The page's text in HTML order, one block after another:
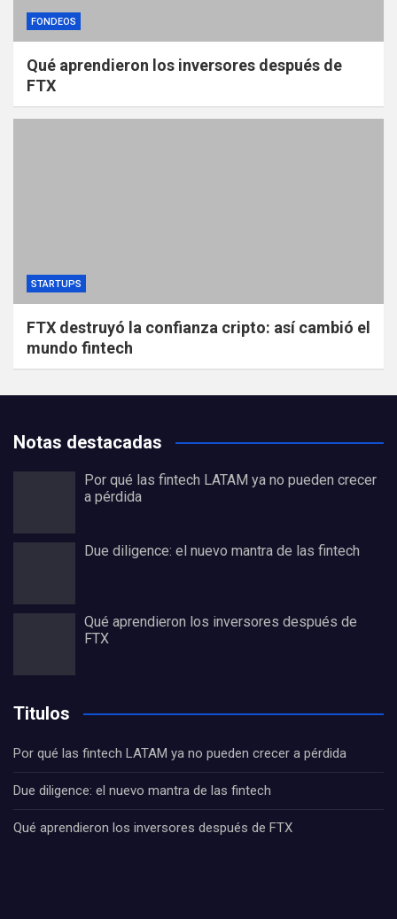
FONDEOS
Qué aprendieron los inversores después de
FTX
STARTUPS
FTX destruyó la confianza cripto: así cambió el
mundo fintech
Notas destacadas
Por qué las fintech LATAM ya no pueden crecer
a pérdida
Due diligence: el nuevo mantra de las fintech
Qué aprendieron los inversores después de
FTX
Titulos
Por qué las fintech LATAM ya no pueden crecer a pérdida
Due diligence: el nuevo mantra de las fintech
Qué aprendieron los inversores después de FTX